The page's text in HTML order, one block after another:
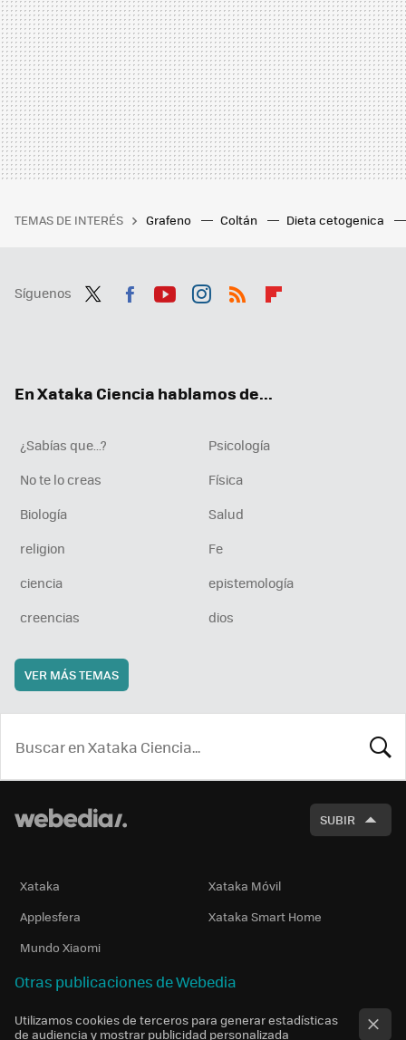
TEMAS DE INTERÉS Grafeno Coltán Dieta cetogenica
Síguenos
En Xataka Ciencia hablamos de...
¿Sabías que...?
Psicología
No te lo creas
Física
Biología
Salud
religion
Fe
ciencia
epistemología
creencias
dios
VER MÁS TEMAS
SUBIR
Xataka
Xataka Móvil
Applesfera
Xataka Smart Home
Mundo Xiaomi
Otras publicaciones de Webedia
Utilizamos cookies de terceros para generar estadísticas
de audiencia y mostrar publicidad personalizada